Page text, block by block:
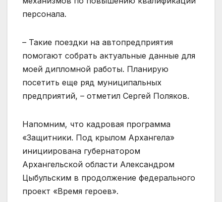
персонала.
– Такие поездки на автопредприятия
помогают собрать актуальные данные для
моей дипломной работы. Планирую
посетить еще ряд муниципальных
предприятий, – отметил Сергей Поляков.
Напомним, что кадровая программа
«Защитники. Под крылом Архангела»
инициирована губернатором
Архангельской области Александром
Цыбульским в продолжение федерального
проект «Время героев».